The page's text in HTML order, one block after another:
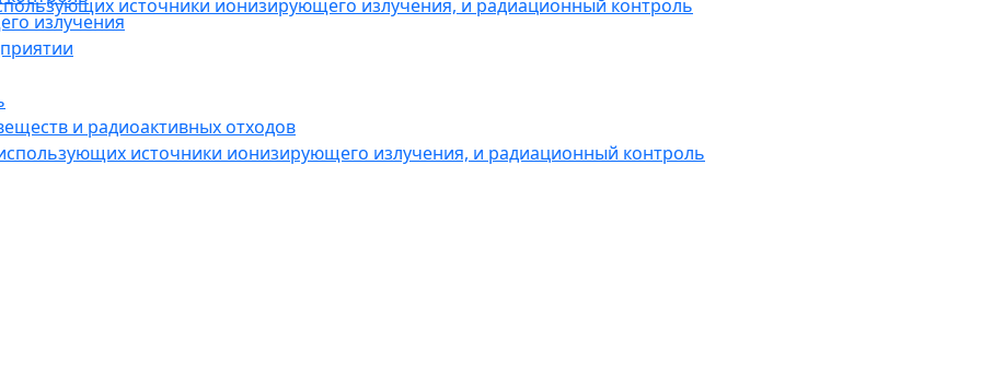
источники ионизирующего излучения, и радиационный контроль
излучения
и радиоактивных отходов
источники ионизирующего излучения, и радиационный контроль